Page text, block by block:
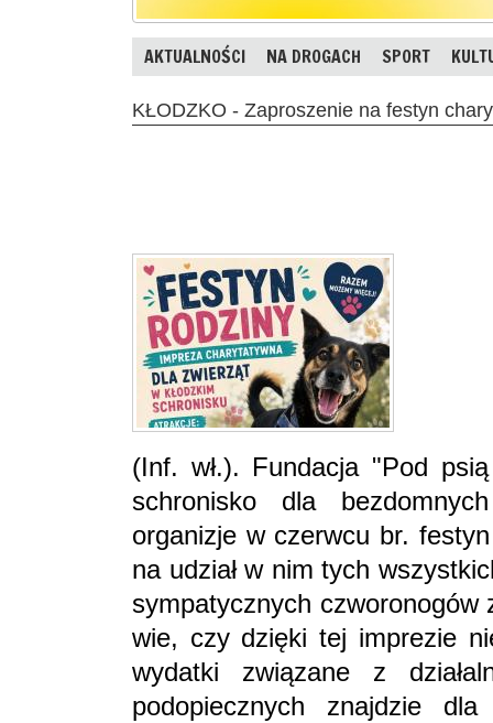
AKTUALNOŚCI NA DROGACH SPORT
KŁODZKO - Zaproszenie na festyn
(Inf. wł.). Fundacja "Pod
schronisko dla
organizje w czerwcu br.
na udział w nim tych
sympatycznych
wie, czy dzięki tej imprezie
wydatki związane z
podopiecznych znajdzie